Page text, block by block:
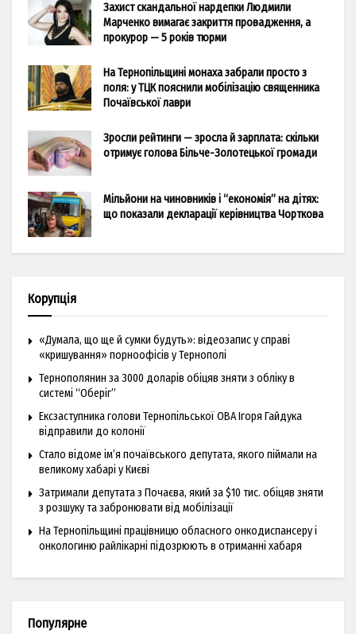
Захист скандальної нардепки Людмили
Марченко вимагає закриття провадження, а
прокурор — 5 років тюрми
На Тернопільщині монаха забрали просто з
поля: у ТЦК пояснили мобілізацію священника
Почаївської лаври
Зросли рейтинги — зросла й зарплата: скільки
отримує голова Більче-Золотецької громади
Мільйони на чиновників і “економія” на дітях:
що показали декларації керівництва Чорткова
Корупція
«Думала, що ще й сумки будуть»: відеозапис у справі
«кришування» порноофісів у Тернополі
Тернополянин за 3000 доларів обіцяв зняти з обліку в
системі “Оберіг”
Ексзаступника голови Тернопільської ОВА Ігоря Гайдука
відправили до колонії
Стало відоме ім’я почаївського депутата, якого піймали на
великому хабарі у Києві
Затримали депутата з Почаєва, який за $10 тис. обіцяв зняти
з розшуку та забронювати від мобілізації
На Тернопільщині працівницю обласного онкодиспансеру і
онкологиню райлікарні підозрюють в отриманні хабаря
Популярне